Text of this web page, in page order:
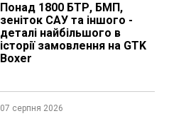
Понад 1800 БТР, БМП,
зеніток САУ та іншого -
деталі найбільшого в
історії замовлення на GTK
Boxer
07 серпня 2026